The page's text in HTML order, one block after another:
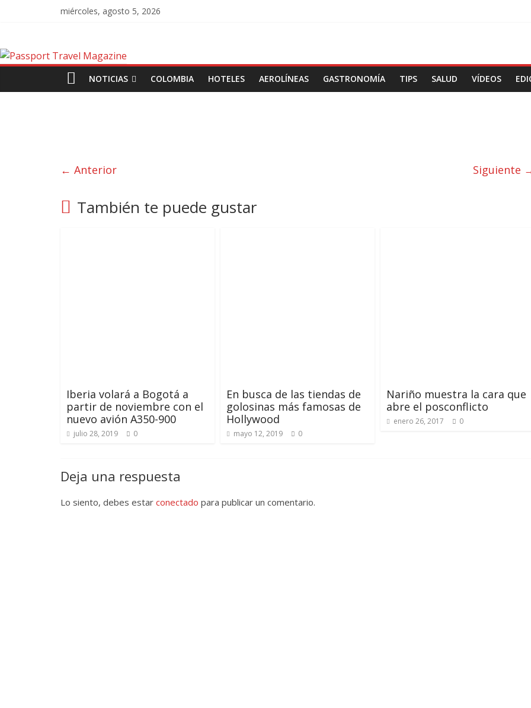
miércoles, agosto 5, 2026
NOTICIAS COLOMBIA HOTELES AEROLÍNEAS GASTRONOMÍA TIPS SALUD VÍDEOS
← Anterior Siguiente
También te puede gustar
Iberia volará a Bogotá a
partir de noviembre con el
nuevo avión A350-900
julio 28, 2019 0
En busca de las tiendas de
golosinas más famosas de
Hollywood
mayo 12, 2019 0
Nariño muestra la cara que
abre el posconflicto
enero 26, 2017 0
Deja una respuesta
Lo siento, debes estar conectado para publicar un comentario.